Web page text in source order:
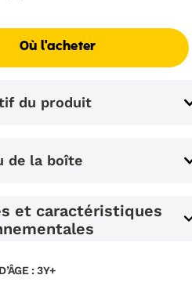
Où l'acheter
du produit
de la boîte
et caractéristiques
: 3Y+